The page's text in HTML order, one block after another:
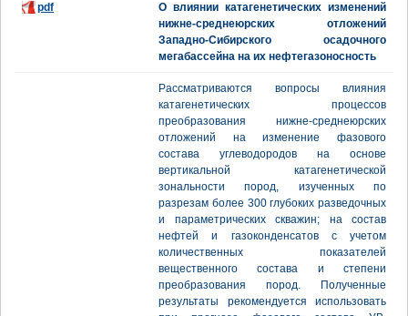
pdf
О влиянии катагенетических изменений
нижне-среднеюрских отложений
Западно-Сибирского осадочного
мегабассейна на их нефтегазоносность
Рассматриваются вопросы влияния
катагенетических процессов
преобразования нижне-среднеюрских
отложений на изменение фазового
состава углеводородов на основе
вертикальной катагенетической
зональности пород, изученных по
разрезам более 300 глубоких разведочных
и параметрических скважин; на состав
нефтей и газоконденсатов с учетом
количественных показателей
вещественного состава и степени
преобразования пород. Полученные
результаты рекомендуется использовать